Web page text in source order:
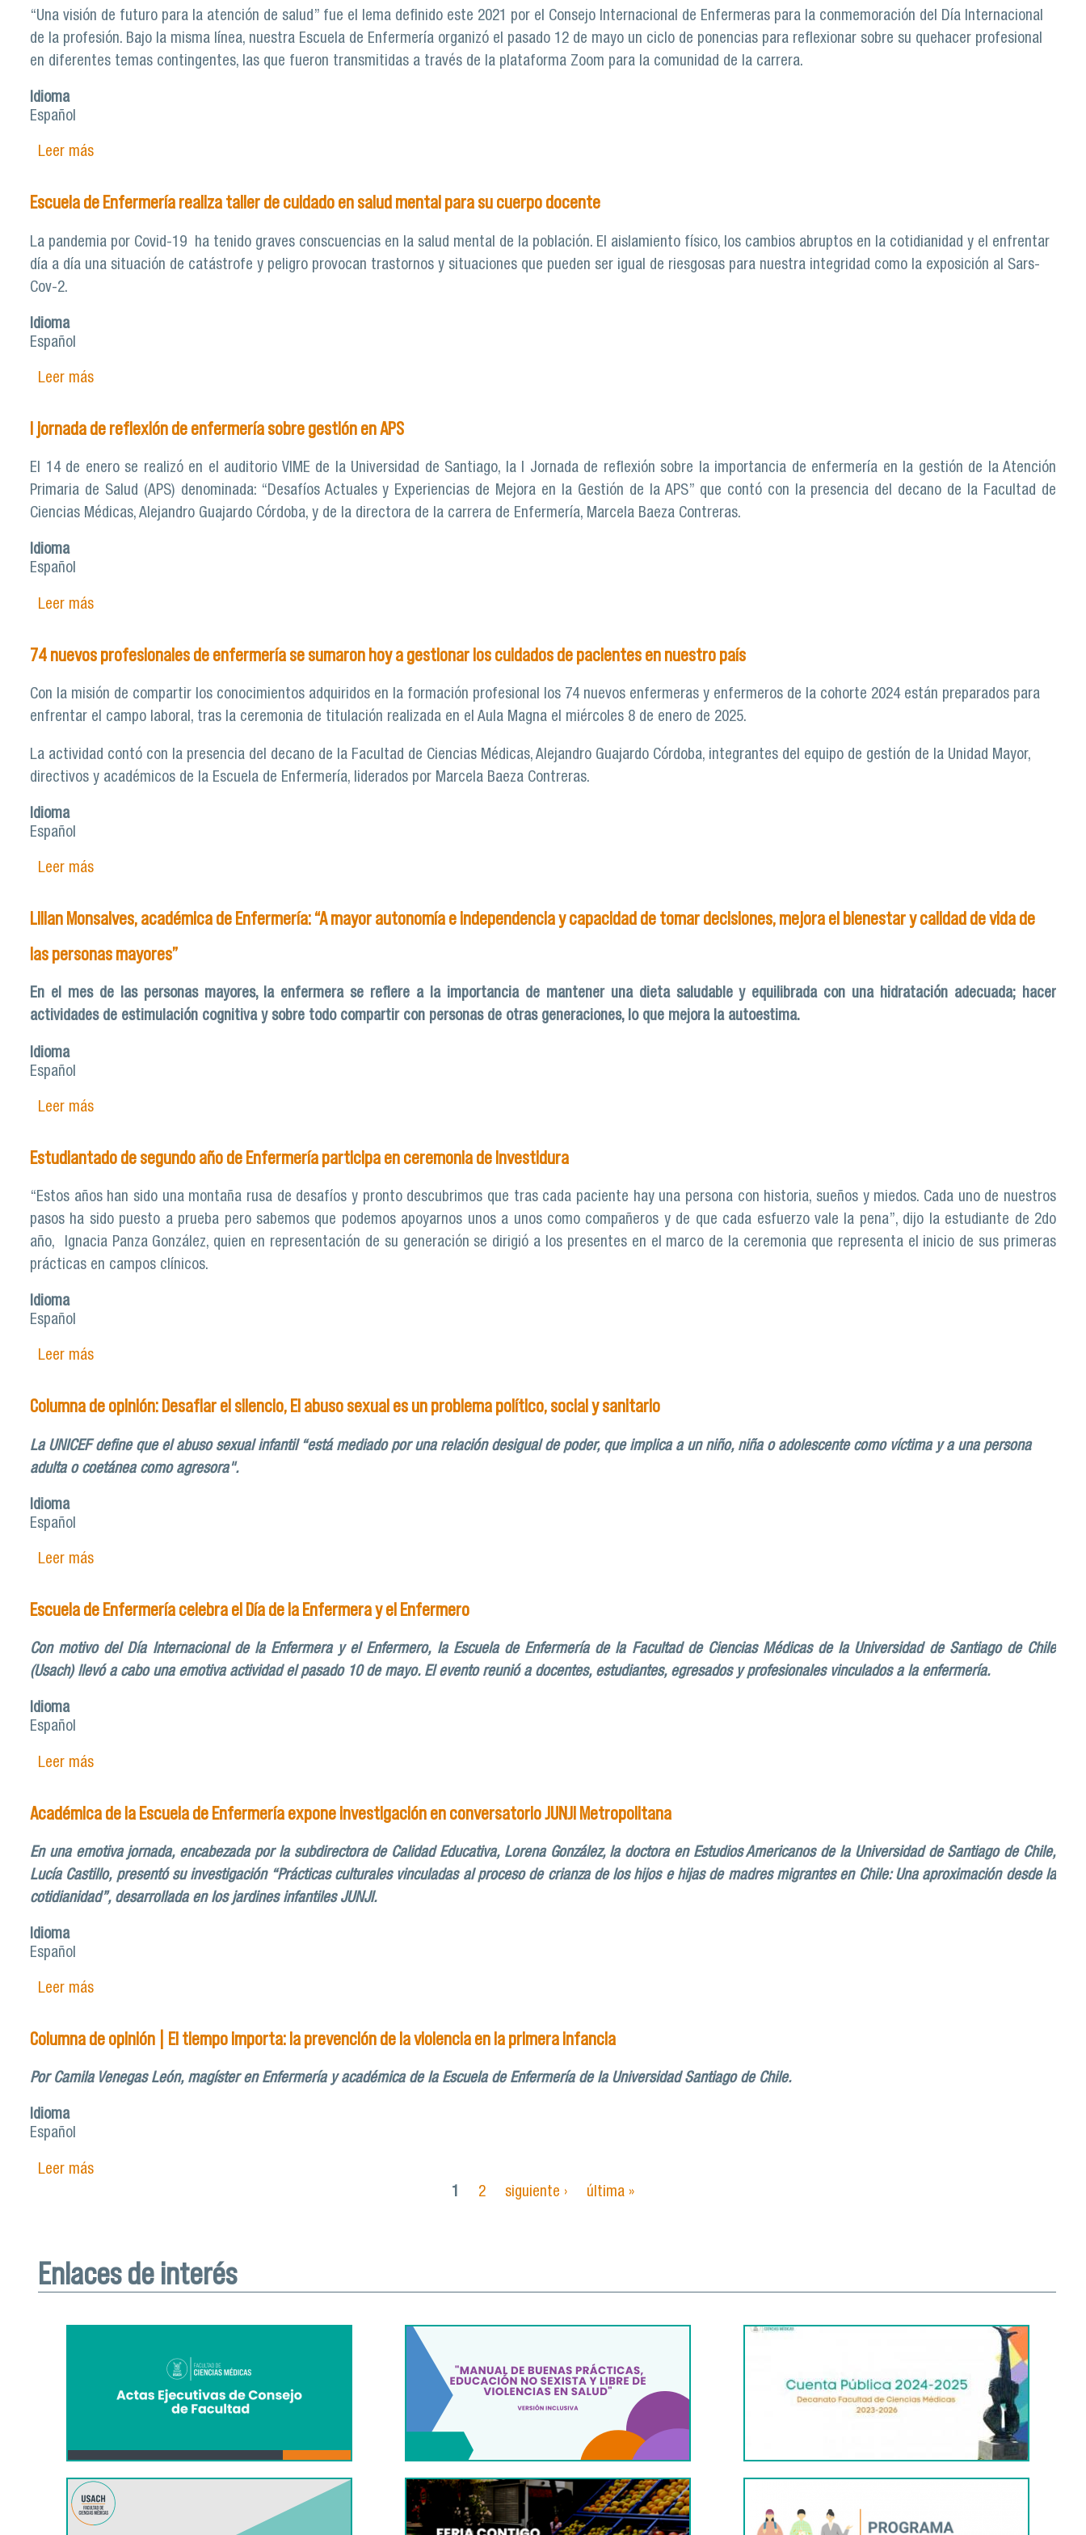
“Una visión de futuro para la atención de salud” fue el lema definido este 2021 por el Consejo Internacional de Enfermeras para la conmemoración del Día Internacional
de la profesión. Bajo la misma línea, nuestra Escuela de Enfermería organizó el pasado 12 de mayo un ciclo de ponencias para reflexionar sobre su quehacer profesional
en diferentes temas contingentes, las que fueron transmitidas a través de la plataforma Zoom para la comunidad de la carrera.
Idioma
Español
Leer mássobre Escuela de Enfermería conmemoró el Día Internacional de la profesión con ciclo de charlas virtuales
Escuela de Enfermería realiza taller de cuidado en salud mental para su cuerpo docente
La pandemia por Covid-19 ha tenido graves conscuencias en la salud mental de la población. El aislamiento físico, los cambios abruptos en la cotidianidad y el enfrentar
día a día una situación de catástrofe y peligro provocan trastornos y situaciones que pueden ser igual de riesgosas para nuestra integridad como la exposición al Sars-
Cov-2.
Idioma
Español
Leer mássobre Escuela de Enfermería realiza taller de cuidado en salud mental para su cuerpo docente
I jornada de reflexión de enfermería sobre gestión en APS
El 14 de enero se realizó en el auditorio VIME de la Universidad de Santiago, la I Jornada de reflexión sobre la importancia de enfermería en la gestión de la Atención
Primaria de Salud (APS) denominada: “Desafíos Actuales y Experiencias de Mejora en la Gestión de la APS” que contó con la presencia del decano de la Facultad de
Ciencias Médicas, Alejandro Guajardo Córdoba, y de la directora de la carrera de Enfermería, Marcela Baeza Contreras.
Idioma
Español
Leer mássobre I jornada de reflexión de enfermería sobre gestión en APS
74 nuevos profesionales de enfermería se sumaron hoy a gestionar los cuidados de pacientes en nuestro país
Con la misión de compartir los conocimientos adquiridos en la formación profesional los 74 nuevos enfermeras y enfermeros de la cohorte 2024 están preparados para
enfrentar el campo laboral, tras la ceremonia de titulación realizada en el Aula Magna el miércoles 8 de enero de 2025.
La actividad contó con la presencia del decano de la Facultad de Ciencias Médicas, Alejandro Guajardo Córdoba, integrantes del equipo de gestión de la Unidad Mayor,
directivos y académicos de la Escuela de Enfermería, liderados por Marcela Baeza Contreras.
Idioma
Español
Leer mássobre 74 nuevos profesionales de enfermería se sumaron hoy a gestionar los cuidados de pacientes en nuestro país
Lilian Monsalves, académica de Enfermería: “A mayor autonomía e independencia y capacidad de tomar decisiones, mejora el bienestar y calidad de vida de
las personas mayores”
En el mes de las personas mayores, la enfermera se refiere a la importancia de mantener una dieta saludable y equilibrada con una hidratación adecuada; hacer
actividades de estimulación cognitiva y sobre todo compartir con personas de otras generaciones, lo que mejora la autoestima.
Idioma
Español
Leer mássobre Lilian Monsalves, académica de Enfermería: “A mayor autonomía e independencia y capacidad de tomar decisiones, mejora el bienestar y calidad de vida de
Estudiantado de segundo año de Enfermería participa en ceremonia de Investidura
“Estos años han sido una montaña rusa de desafíos y pronto descubrimos que tras cada paciente hay una persona con historia, sueños y miedos. Cada uno de nuestros
pasos ha sido puesto a prueba pero sabemos que podemos apoyarnos unos a unos como compañeros y de que cada esfuerzo vale la pena”, dijo la estudiante de 2do
año, Ignacia Panza González, quien en representación de su generación se dirigió a los presentes en el marco de la ceremonia que representa el inicio de sus primeras
prácticas en campos clínicos.
Idioma
Español
Leer mássobre Estudiantado de segundo año de Enfermería participa en ceremonia de Investidura
Columna de opinión: Desafiar el silencio, El abuso sexual es un problema político, social y sanitario
La UNICEF define que el abuso sexual infantil “está mediado por una relación desigual de poder, que implica a un niño, niña o adolescente como víctima y a una persona
adulta o coetánea como agresora".
Idioma
Español
Leer mássobre Columna de opinión: Desafiar el silencio, El abuso sexual es un problema político, social y sanitario
Escuela de Enfermería celebra el Día de la Enfermera y el Enfermero
Con motivo del Día Internacional de la Enfermera y el Enfermero, la Escuela de Enfermería de la Facultad de Ciencias Médicas de la Universidad de Santiago de Chile
(Usach) llevó a cabo una emotiva actividad el pasado 10 de mayo. El evento reunió a docentes, estudiantes, egresados y profesionales vinculados a la enfermería.
Idioma
Español
Leer mássobre Escuela de Enfermería celebra el Día de la Enfermera y el Enfermero
Académica de la Escuela de Enfermería expone investigación en conversatorio JUNJI Metropolitana
En una emotiva jornada, encabezada por la subdirectora de Calidad Educativa, Lorena González, la doctora en Estudios Americanos de la Universidad de Santiago de Chile,
Lucía Castillo, presentó su investigación “Prácticas culturales vinculadas al proceso de crianza de los hijos e hijas de madres migrantes en Chile: Una aproximación desde la
cotidianidad”, desarrollada en los jardines infantiles JUNJI.
Idioma
Español
Leer mássobre Académica de la Escuela de Enfermería expone investigación en conversatorio JUNJI Metropolitana
Columna de opinión | El tiempo importa: la prevención de la violencia en la primera infancia
Por Camila Venegas León, magíster en Enfermería y académica de la Escuela de Enfermería de la Universidad Santiago de Chile.
Idioma
Español
Leer mássobre Columna de opinión | El tiempo importa: la prevención de la violencia en la primera infancia
1 2 siguiente › última »
Enlaces de interés